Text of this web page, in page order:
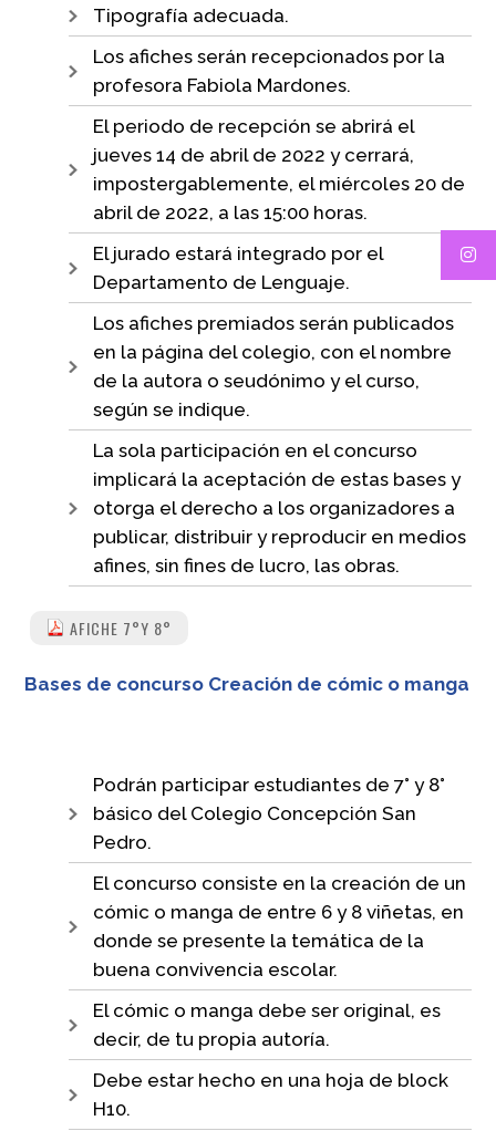
Tipografía adecuada.
Los afiches serán recepcionados por la
profesora Fabiola Mardones.
El periodo de recepción se abrirá el
jueves 14 de abril de 2022 y cerrará,
impostergablemente, el miércoles 20 de
abril de 2022, a las 15:00 horas.
El jurado estará integrado por el
Departamento de Lenguaje.
Los afiches premiados serán publicados
en la página del colegio, con el nombre
de la autora o seudónimo y el curso,
según se indique.
La sola participación en el concurso
implicará la aceptación de estas bases y
otorga el derecho a los organizadores a
publicar, distribuir y reproducir en medios
afines, sin fines de lucro, las obras.
AFICHE 7°Y 8°
Bases de concurso Creación de cómic o manga
Podrán participar estudiantes de 7° y 8°
básico del Colegio Concepción San
Pedro.
El concurso consiste en la creación de un
cómic o manga de entre 6 y 8 viñetas, en
donde se presente la temática de la
buena convivencia escolar.
El cómic o manga debe ser original, es
decir, de tu propia autoría.
Debe estar hecho en una hoja de block
H10.